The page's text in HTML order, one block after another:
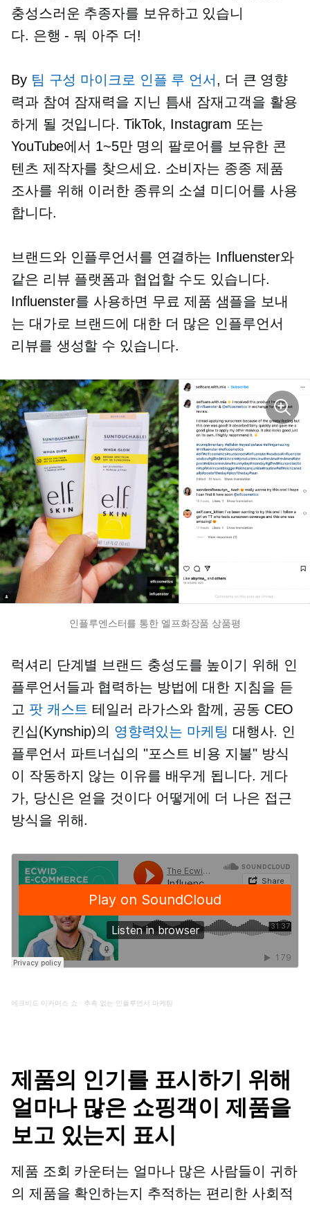
충성스러운 추종자를 보유하고 있습니
다. 은행 - 뭐 아주 더!
By 팀 구성 마이크로 인플 루 언서 , 더 큰 영향
력과 참여 잠재력을 지닌 틈새 잠재고객을 활용
하게 될 것입니다. TikTok, Instagram 또는
YouTube에서 1~5만 명의 팔로어를 보유한 콘
텐츠 제작자를 찾으세요. 소비자는 종종 제품
조사를 위해 이러한 종류의 소셜 미디어를 사용
합니다.
브랜드와 인플루언서를 연결하는 Influenster와
같은 리뷰 플랫폼과 협업할 수도 있습니다.
Influenster를 사용하면 무료 제품 샘플을 보내
는 대가로 브랜드에 대한 더 많은 인플루언서
리뷰를 생성할 수 있습니다.
인플루엔스터를 통한 엘프화장품 상품평
럭셔리 단계별 브랜드 충성도를 높이기 위해 인
플루언서들과 협력하는 방법에 대한 지침을 듣
고 팟 캐스트 테일러 라가스와 함께, 공동 CEO
킨십(Kynship)의 영향력있는 마케팅 대행사. 인
플루언서 파트너십의 "포스트 비용 지불" 방식
이 작동하지 않는 이유를 배우게 됩니다. 게다
가, 당신은 얻을 것이다 어떻게에
더 나은 접근
방식을 위해.
에크비드 이커머스 쇼 · 추측 없는 인플루언서 마케팅
제품의 인기를 표시하기 위해
얼마나 많은 쇼핑객이 제품을
보고 있는지 표시
제품 조회 카운터는 얼마나 많은 사람들이 귀하
의 제품을 확인하는지 추적하는 편리한 사회적